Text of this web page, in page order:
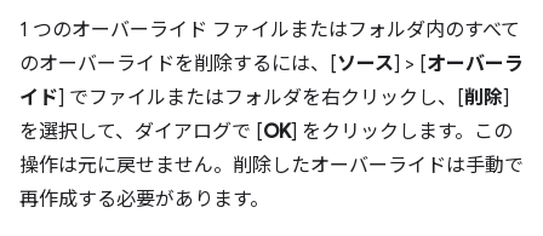
1 つのオーバーライド ファイルまたはフォルダ内のすべて
のオーバーライドを削除するには、[ソース] > [オーバーラ
イド] でファイルまたはフォルダを右クリックし、[削除]
を選択して、ダイアログで [OK] をクリックします。この
操作は元に戻せません。削除したオーバーライドは手動で
再作成する必要があります。